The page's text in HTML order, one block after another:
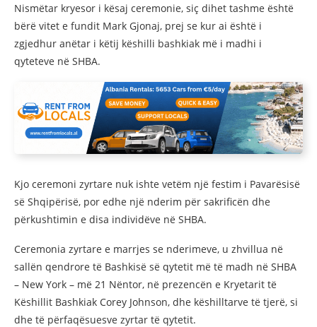
Nismëtar kryesor i kësaj ceremonie, siç dihet tashme është
bërë vitet e fundit Mark Gjonaj, prej se kur ai është i
zgjedhur anëtar i këtij këshilli bashkiak më i madhi i
qyteteve në SHBA.
Kjo ceremoni zyrtare nuk ishte vetëm një festim i Pavarësisë
së Shqipërisë, por edhe një nderim për sakrificën dhe
përkushtimin e disa individëve në SHBA.
Ceremonia zyrtare e marrjes se nderimeve, u zhvillua në
sallën qendrore të Bashkisë së qytetit më të madh në SHBA
– New York – më 21 Nëntor, në prezencën e Kryetarit të
Këshillit Bashkiak Corey Johnson, dhe këshilltarve të tjerë, si
dhe të përfaqësuesve zyrtar të qytetit.